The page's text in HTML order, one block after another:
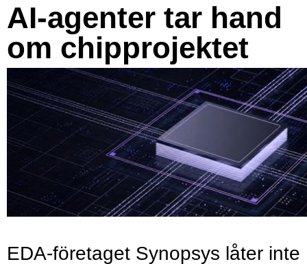
AI-agenter tar hand
om chipprojektet
EDA-företaget Synopsys låter inte